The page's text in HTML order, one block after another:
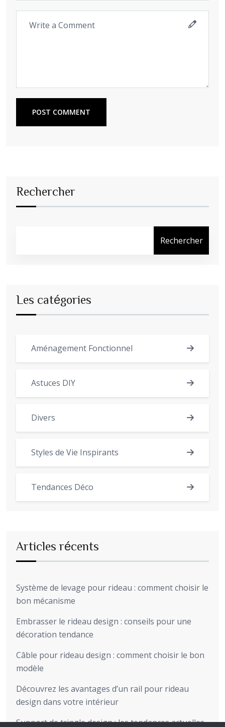
POST COMMENT
Rechercher
Rechercher
Les catégories
Aménagement Fonctionnel
Astuces DIY
Divers
Styles de Vie Inspirants
Tendances Déco
Articles récents
Système de levage pour rideau : comment choisir le
bon mécanisme
Embrasser le rideau design : conseils pour une
décoration tendance
Câble pour rideau design : comment choisir le bon
modèle
Découvrez les avantages d’un rail pour rideau
design dans votre intérieur
Support de tringle design : les tendances actuelles